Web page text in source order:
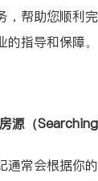
，帮助您顺利
指导和保障。
源（Searching
通常会根据你